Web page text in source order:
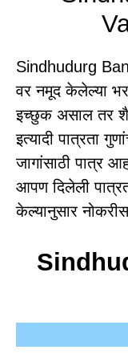
Sindhudurg
वर नमूद केलेल्या
इच्छुक असाल तर
इत्यादी पात्रता
जागांसाठी पात्र
आपण दिलेली
केल्यानुसार